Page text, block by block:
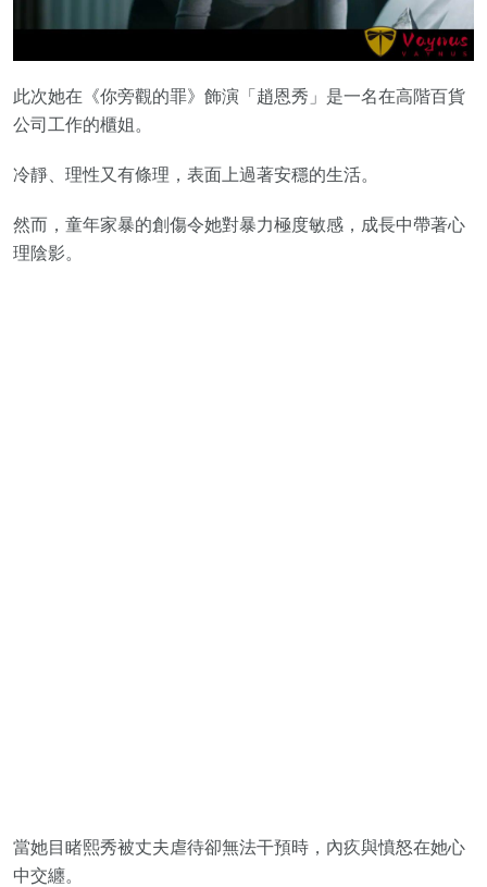
此次她在《你旁觀的罪》飾演「趙恩秀」是一名在高階百貨
公司工作的櫃姐。
冷靜、理性又有條理，表面上過著安穩的生活。
然而，童年家暴的創傷令她對暴力極度敏感，成長中帶著心
理陰影。
當她目睹熙秀被丈夫虐待卻無法干預時，內疚與憤怒在她心
中交纏。